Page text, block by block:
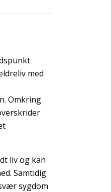
med
Omkring
liv og kan
Samtidig
sygdom